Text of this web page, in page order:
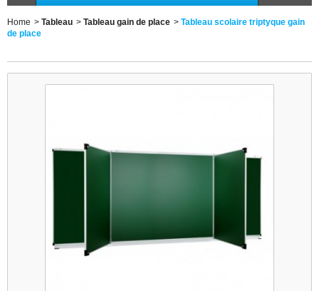
Home > Tableau > Tableau gain de place > Tableau scolaire triptyque gain
de place